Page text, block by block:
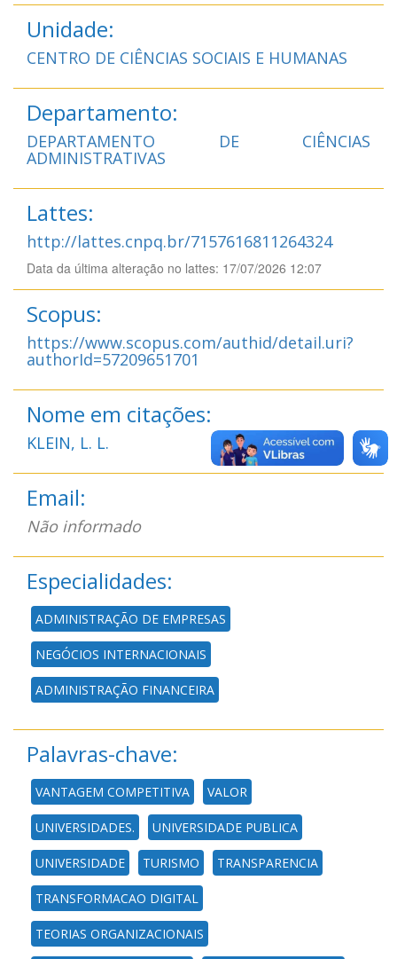
Unidade:
CENTRO DE CIÊNCIAS SOCIAIS E HUMANAS
Departamento:
DEPARTAMENTO DE CIÊNCIAS
ADMINISTRATIVAS
Lattes:
http://lattes.cnpq.br/7157616811264324
Data da última alteração no lattes: 17/07/2026 12:07
Scopus:
https://www.scopus.com/authid/detail.uri?
authorId=57209651701
Nome em citações:
KLEIN, L. L.
Email:
Não informado
Especialidades:
ADMINISTRAÇÃO DE EMPRESAS
NEGÓCIOS INTERNACIONAIS
ADMINISTRAÇÃO FINANCEIRA
Palavras-chave:
VANTAGEM COMPETITIVA VALOR
UNIVERSIDADES. UNIVERSIDADE PUBLICA
UNIVERSIDADE TURISMO TRANSPARENCIA
TRANSFORMACAO DIGITAL
TEORIAS ORGANIZACIONAIS